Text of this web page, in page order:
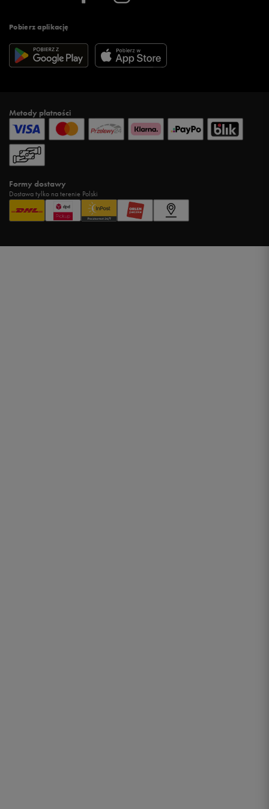
Pobierz aplikację
Metody płatności
Formy dostawy
Dostawa tylko na terenie Polski